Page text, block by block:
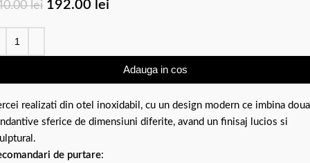
lei 192.00 lei
Adauga in cos
realizati din otel inoxidabil, cu un design modern ce imbina doua
sferice de dimensiuni diferite, avand un finisaj lucios si
de purtare: